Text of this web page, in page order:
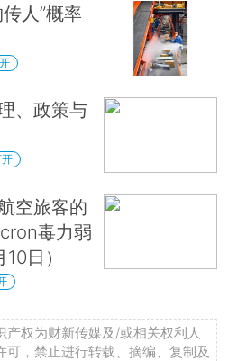
人”概率
、政策与
空旅客的
毒力弱
日）
产权为财新传媒及/或相关权利人
可，禁止进行转载、摘编、复制及